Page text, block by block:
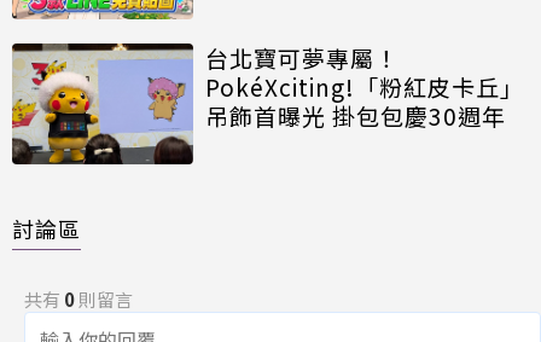
台北寶可夢專屬！
PokéXciting!「粉紅皮卡丘」
吊飾首曝光 掛包包慶30週年
討論區
共有 0則留言